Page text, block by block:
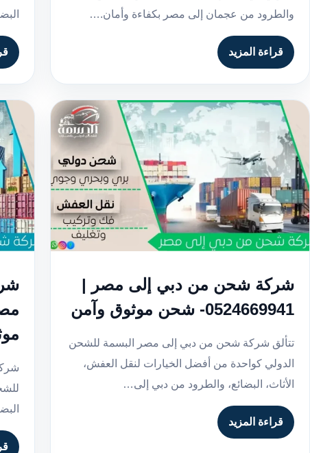
والطرود من عجمان إلى مصر بكفاءة وأمان.…
قراءة المزيد
شركة شحن من دبي إلى مصر |
0524669941- شحن موثوق وآمن
تتألق شركة شحن من دبي إلى مصر البسمة للشحن
الدولي كواحدة من أفضل الخيارات لنقل العفش،
الأثاث، البضائع، والطرود من دبي إلى…
قراءة المزيد